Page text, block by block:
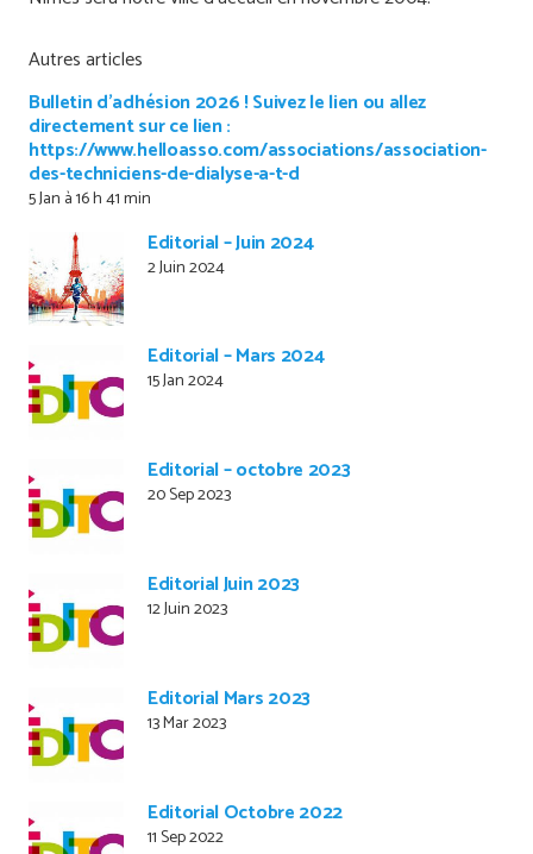
Autres articles
Bulletin d’adhésion 2026 ! Suivez le lien ou allez
directement sur ce lien :
https://www.helloasso.com/associations/association-
des-techniciens-de-dialyse-a-t-d
5 Jan à 16 h 41 min
Editorial – Juin 2024
2 Juin 2024
Editorial – Mars 2024
15 Jan 2024
Editorial – octobre 2023
20 Sep 2023
Editorial Juin 2023
12 Juin 2023
Editorial Mars 2023
13 Mar 2023
Editorial Octobre 2022
11 Sep 2022